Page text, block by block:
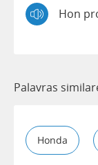
Hon
Palavras
Honda